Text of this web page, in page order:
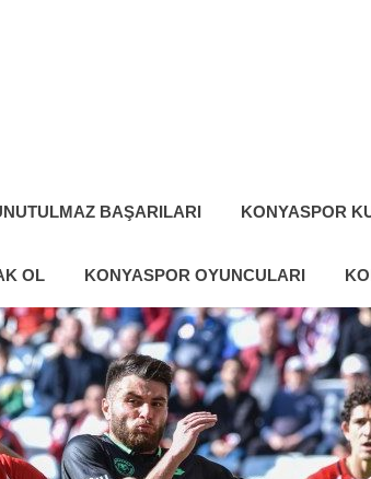
BAŞARILARI KONYASPOR
OL KONYASPOR OYUNCULARI